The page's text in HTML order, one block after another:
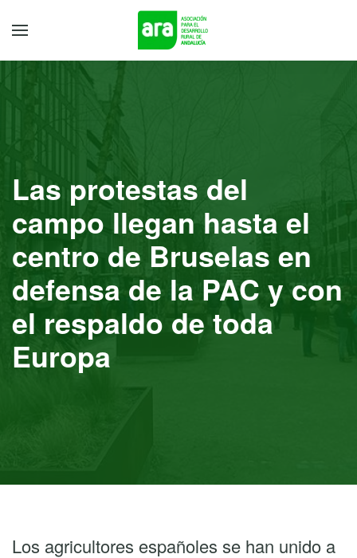
Las protestas del
campo llegan hasta el
centro de Bruselas en
defensa de la PAC y con
el respaldo de toda
Europa
Los agricultores españoles se han unido a